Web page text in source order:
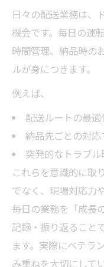
日々の配送業務は、
機会です。毎日の運
時間管理、納品時の
ルが身につきます。
例えば、
配送ルートの最
納品先ごとの対
突発的なトラブ
これらを意識的に取
でなく、現場対応力
毎日の業務を「成長
記録・振り返ること
ます。実際にベテラ
み重ねを大切にしてい